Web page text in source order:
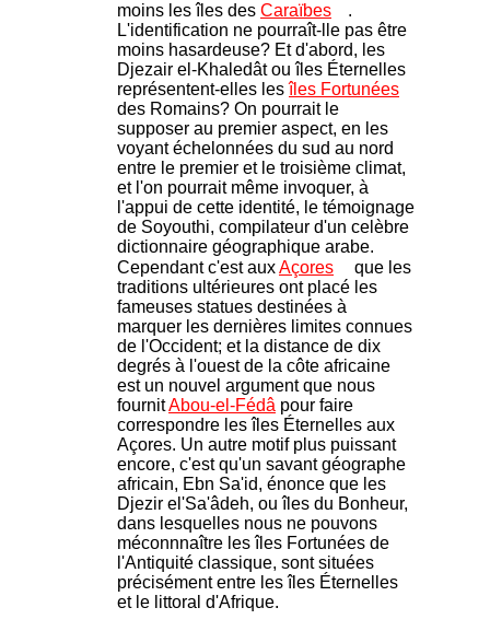
moins les îles des Caraïbes
.
L'identification ne pourraît-lle pas être
moins hasardeuse? Et d'abord, les
Djezair el-Khaledât ou îles Éternelles
représentent-elles lesîles Fortunées
des Romains? On pourrait le
supposer au premier aspect, en les
voyant échelonnées du sud au nord
entre le premier et le troisième climat,
et l'on pourrait même invoquer, à
l'appui de cette identité, le témoignage
de Soyouthi, compilateur d'un celèbre
dictionnaire géographique arabe.
Cependant c'est auxAçores
que les
traditions ultérieures ont placé les
fameuses statues destinées à
marquer les dernières limites connues
de l'Occident; et la distance de dix
degrés à l'ouest de la côte africaine
est un nouvel argument que nous
fournitAbou-el-Fédâ pour faire
correspondre les îles Éternelles aux
Açores. Un autre motif plus puissant
encore, c'est qu'un savant géographe
africain, Ebn Sa'id, énonce que les
Djezir el'Sa'âdeh, ou îles du Bonheur,
dans lesquelles nous ne pouvons
méconnnaître les îles Fortunées de
l'Antiquité classique, sont situées
précisément entre les îles Éternelles
et le littoral d'Afrique.